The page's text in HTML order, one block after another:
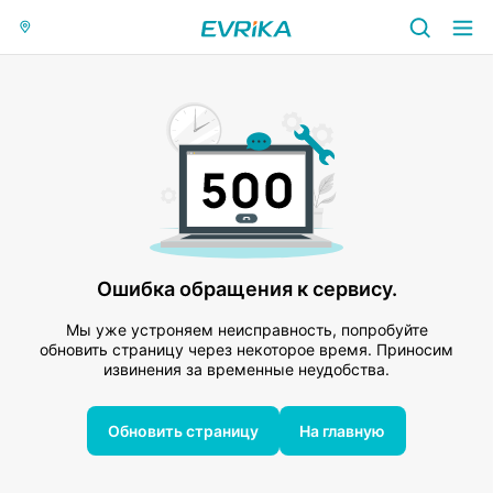
Ошибка обращения к сервису.
Мы уже устроняем неисправность, попробуйте
обновить страницу через некоторое время. Приносим
извинения за временные неудобства.
Обновить страницу На главную